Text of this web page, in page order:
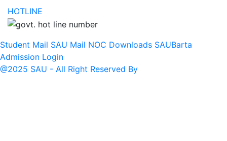
HOTLINE
Student Mail SAU Mail NOC Downloads SAUBarta
Admission Login
@2025 SAU - All Right Reserved By